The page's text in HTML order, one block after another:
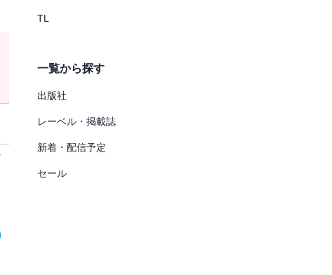
TL
一覧から探す
出版社
レーベル・掲載誌
新着・配信予定
セール